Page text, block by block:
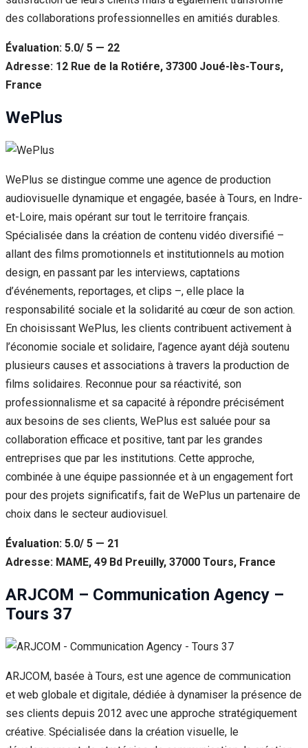
des collaborations professionnelles en amitiés durables.
Évaluation: 5.0/ 5 — 22
Adresse: 12 Rue de la Rotiére, 37300 Joué-lès-Tours,
France
WePlus
WePlus se distingue comme une agence de production
audiovisuelle dynamique et engagée, basée à Tours, en Indre-
et-Loire, mais opérant sur tout le territoire français.
Spécialisée dans la création de contenu vidéo diversifié –
allant des films promotionnels et institutionnels au motion
design, en passant par les interviews, captations
d’événements, reportages, et clips –, elle place la
responsabilité sociale et la solidarité au cœur de son action.
En choisissant WePlus, les clients contribuent activement à
l’économie sociale et solidaire, l’agence ayant déjà soutenu
plusieurs causes et associations à travers la production de
films solidaires. Reconnue pour sa réactivité, son
professionnalisme et sa capacité à répondre précisément
aux besoins de ses clients, WePlus est saluée pour sa
collaboration efficace et positive, tant par les grandes
entreprises que par les institutions. Cette approche,
combinée à une équipe passionnée et à un engagement fort
pour des projets significatifs, fait de WePlus un partenaire de
choix dans le secteur audiovisuel.
Évaluation: 5.0/ 5 — 21
Adresse: MAME, 49 Bd Preuilly, 37000 Tours, France
ARJCOM – Communication Agency –
Tours 37
ARJCOM, basée à Tours, est une agence de communication
et web globale et digitale, dédiée à dynamiser la présence de
ses clients depuis 2012 avec une approche stratégiquement
créative. Spécialisée dans la création visuelle, le